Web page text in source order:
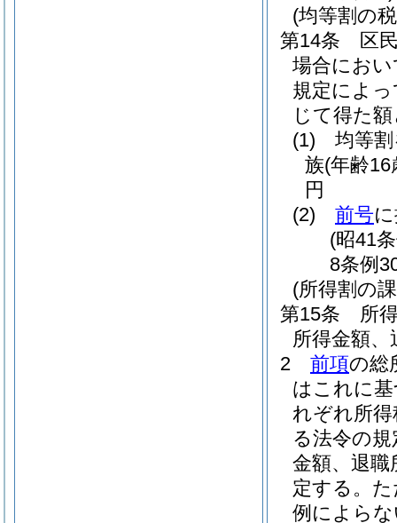
(均等割の
第14条
区
場合にお
規定によ
じて得た
(1)
均等
族(年齢
円
(2)
前号
(昭41
8条例
(所得割の
第15条
所
所得金額
2
前項の総
はこれに
れぞれ所得
る法令の
金額、退
定する。 た
例によら